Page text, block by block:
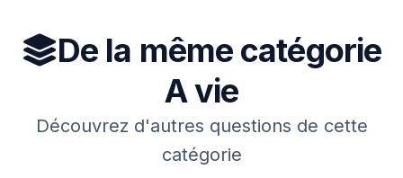
De la même catégorie
A vie
Découvrez d'autres questions de cette
catégorie